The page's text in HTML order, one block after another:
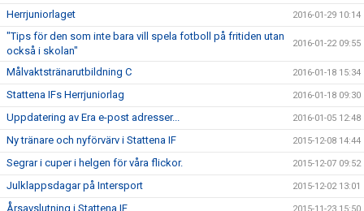
Herrjuniorlaget 2016-01-29 10:14
"Tips för den som inte bara vill spela fotboll på fritiden utan
också i skolan"
2016-01-22 09:55
Målvaktstränarutbildning C 2016-01-18 15:34
Stattena IFs Herrjuniorlag 2016-01-18 09:30
Uppdatering av Era e-post adresser... 2016-01-05 12:48
Ny tränare och nyförvärv i Stattena IF 2015-12-08 14:44
Segrar i cuper i helgen för våra flickor. 2015-12-07 09:52
Julklappsdagar på Intersport 2015-12-02 13:01
Årsavslutning i Stattena IF